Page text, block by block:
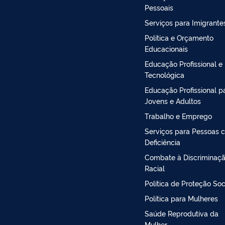
Pessoais
Serviços para
Política e Orçamento
Educacionais
Educação Profissional e
Tecnológica
Educação Profissional
Jovens e Adultos
Trabalho e Emprego
Serviços para Pessoas
Deficiência
Combate à
Racial
Política de Proteção
Política para Mulheres
Saúde Reprodutiva da